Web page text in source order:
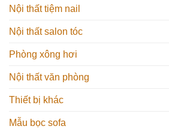
Nội thất tiệm nail
Nội thất salon tóc
Phòng xông hơi
Nội thất văn phòng
Thiết bị khác
Mẫu bọc sofa